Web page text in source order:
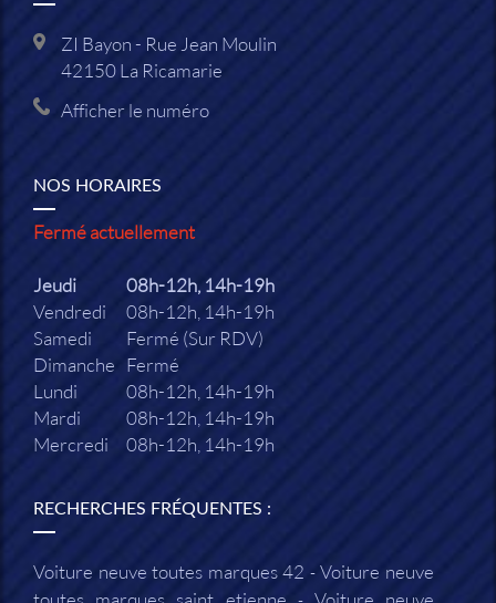
ZI Bayon - Rue Jean Moulin
42150La Ricamarie
Afficher le numéro
NOS HORAIRES
Fermé actuellement
Jeudi
08h-12h, 14h-19h
Vendredi
08h-12h, 14h-19h
Samedi
Fermé (Sur RDV)
Dimanche Fermé
Lundi
08h-12h, 14h-19h
Mardi
08h-12h, 14h-19h
Mercredi
08h-12h, 14h-19h
RECHERCHES FRÉQUENTES :
Voiture neuve toutes marques 42
Voiture neuve